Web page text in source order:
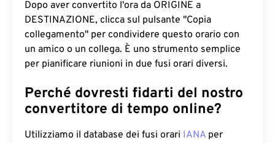
Dopo aver convertito l'ora da ORIGINE a
DESTINAZIONE, clicca sul pulsante "Copia
collegamento" per condividere questo orario con
un amico o un collega. È uno strumento semplice
per pianificare riunioni in due fusi orari diversi.
Perché dovresti fidarti del nostro
convertitore di tempo online?
Utilizziamo il database dei fusi orari IANA per